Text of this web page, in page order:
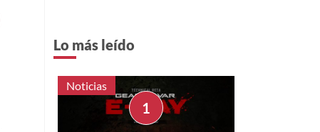
Lo más leído
Noticias